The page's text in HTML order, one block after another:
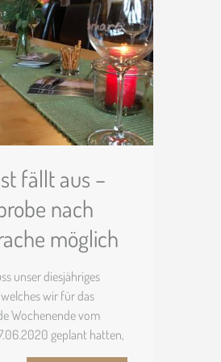
ist Ruhetag) ab 12
fällt aus –
nach
möglich
unser diesjähriges
wir für das
Wochenende vom
geplant hatten,
ausfallen. Aufgrund